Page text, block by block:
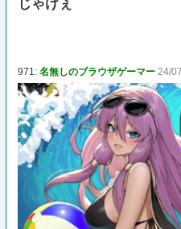
じゃけぇ
971:名無しのブラウザゲーマー 24/